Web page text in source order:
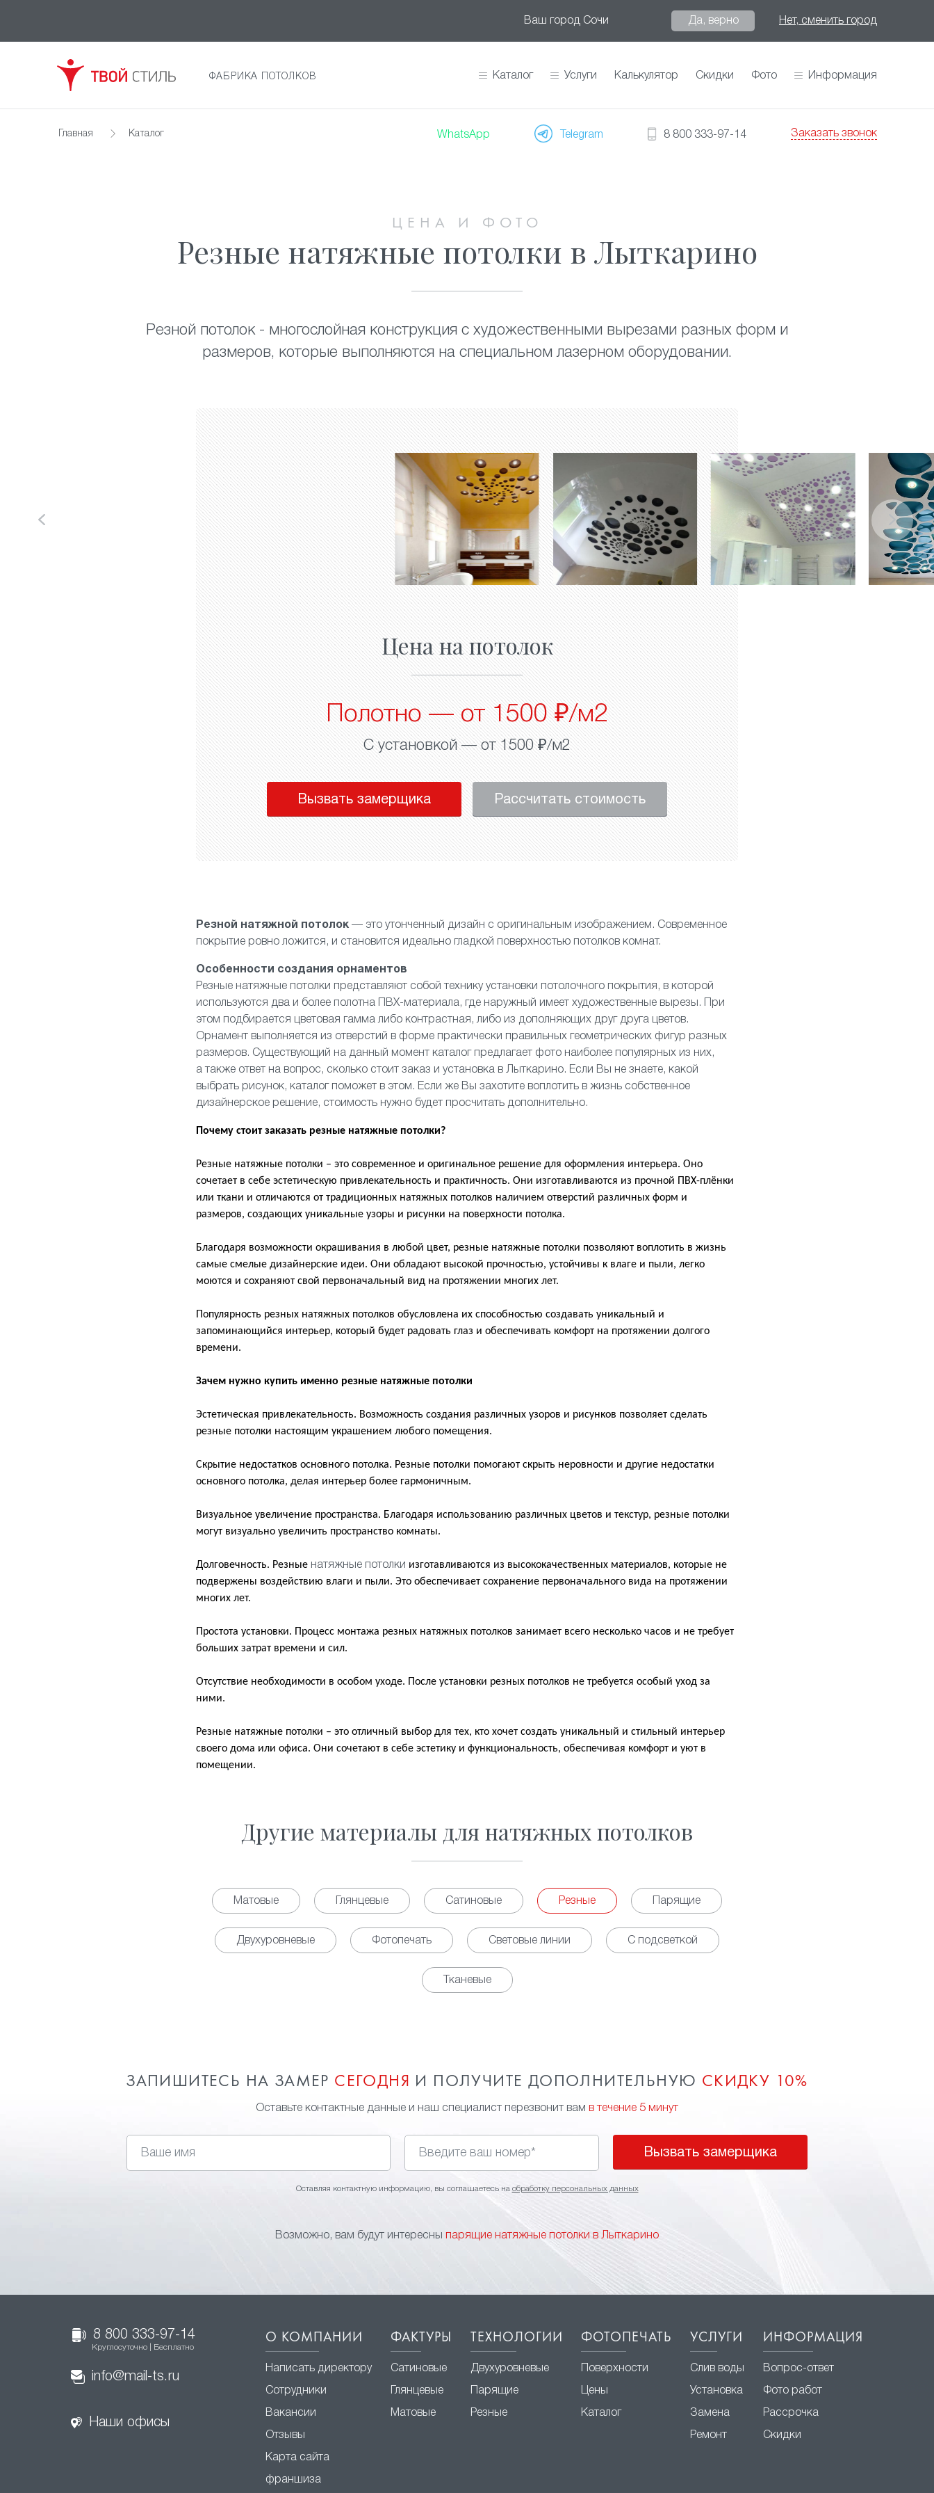
Ваш город Сочи Да, верно Нет, сменить город
ФАБРИКА ПОТОЛКОВ Каталог Услуги Калькулятор Скидки Фото Информация
Главная Каталог WhatsApp Telegram 8 800 333-97-14 Заказать звонок
ЦЕНА И ФОТО
Резные натяжные потолки в Лыткарино
Резной потолок - многослойная конструкция с художественными вырезами разных форм и
размеров, которые выполняются на специальном лазерном оборудовании.
Цена на потолок
Полотно — от 1500 ₽/м2
С установкой — от 1500 ₽/м2
Вызвать замерщика Рассчитать стоимость
Резной натяжной потолок — это утонченный дизайн с оригинальным изображением. Современное
покрытие ровно ложится, и становится идеально гладкой поверхностью потолков комнат.
Особенности создания орнаментов
Резные натяжные потолки представляют собой технику установки потолочного покрытия, в которой
используются два и более полотна ПВХ-материала, где наружный имеет художественные вырезы. При
этом подбирается цветовая гамма либо контрастная, либо из дополняющих друг друга цветов.
Орнамент выполняется из отверстий в форме практически правильных геометрических фигур разных
размеров. Существующий на данный момент каталог предлагает фото наиболее популярных из них,
а также ответ на вопрос, сколько стоит заказ и установка в Лыткарино. Если Вы не знаете, какой
выбрать рисунок, каталог поможет в этом. Если же Вы захотите воплотить в жизнь собственное
дизайнерское решение, стоимость нужно будет просчитать дополнительно.
Почему стоит заказать резные натяжные потолки?
Резные натяжные потолки – это современное и оригинальное решение для оформления интерьера. Оно
сочетает в себе эстетическую привлекательность и практичность. Они изготавливаются из прочной ПВХ-плёнки
или ткани и отличаются от традиционных натяжных потолков наличием отверстий различных форм и
размеров, создающих уникальные узоры и рисунки на поверхности потолка.
Благодаря возможности окрашивания в любой цвет, резные натяжные потолки позволяют воплотить в жизнь
самые смелые дизайнерские идеи. Они обладают высокой прочностью, устойчивы к влаге и пыли, легко
моются и сохраняют свой первоначальный вид на протяжении многих лет.
Популярность резных натяжных потолков обусловлена их способностью создавать уникальный и
запоминающийся интерьер, который будет радовать глаз и обеспечивать комфорт на протяжении долгого
времени.
Зачем нужно купить именно резные натяжные потолки
Эстетическая привлекательность. Возможность создания различных узоров и рисунков позволяет сделать
резные потолки настоящим украшением любого помещения.
Скрытие недостатков основного потолка. Резные потолки помогают скрыть неровности и другие недостатки
основного потолка, делая интерьер более гармоничным.
Визуальное увеличение пространства. Благодаря использованию различных цветов и текстур, резные потолки
могут визуально увеличить пространство комнаты.
Долговечность. Резные натяжные потолки изготавливаются из высококачественных материалов, которые не
подвержены воздействию влаги и пыли. Это обеспечивает сохранение первоначального вида на протяжении
многих лет.
Простота установки. Процесс монтажа резных натяжных потолков занимает всего несколько часов и не требует
больших затрат времени и сил.
Отсутствие необходимости в особом уходе. После установки резных потолков не требуется особый уход за
ними.
Резные натяжные потолки – это отличный выбор для тех, кто хочет создать уникальный и стильный интерьер
своего дома или офиса. Они сочетают в себе эстетику и функциональность, обеспечивая комфорт и уют в
помещении.
Другие материалы для натяжных потолков
Матовые Глянцевые Сатиновые Резные Парящие
Двухуровневые Фотопечать Световые линии С подсветкой
Тканевые
ЗАПИШИТЕСЬ НА ЗАМЕР СЕГОДНЯ И ПОЛУЧИТЕ ДОПОЛНИТЕЛЬНУЮ СКИДКУ 10%
Оставьте контактные данные и наш специалист перезвонит вам в течение 5 минут
Вызвать замерщика
Оставляя контактную информацию, вы соглашаетесь на обработку персональных данных
Возможно, вам будут интересны парящие натяжные потолки в Лыткарино
8 800 333-97-14
Круглосуточно | Бесплатно
info@mail-ts.ru
Наши офисы
О КОМПАНИИ
Написать директору
Сотрудники
Вакансии
Отзывы
Карта сайта
франшиза
ФАКТУРЫ
Сатиновые
Глянцевые
Матовые
ТЕХНОЛОГИИ
Двухуровневые
Парящие
Резные
ФОТОПЕЧАТЬ
Поверхности
Цены
Каталог
УСЛУГИ
Слив воды
Установка
Замена
Ремонт
ИНФОРМАЦИЯ
Вопрос-ответ
Фото работ
Рассрочка
Скидки